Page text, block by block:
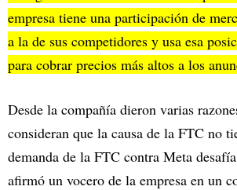
empresa tiene una participación de
a la de sus competidores y usa esa
para cobrar precios más altos a los
Desde la compañía dieron varias
consideran que la causa de la FTC no
demanda de la FTC contra Meta
afirmó un vocero de la empresa en un